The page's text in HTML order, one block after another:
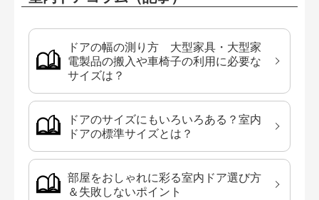
ドアの幅の測り方 大型家具・大型家
電製品の搬入や車椅子の利用に必要な
サイズは？
ドアのサイズにもいろいろある？室内
ドアの標準サイズとは？
部屋をおしゃれに彩る室内ドア選び方
＆失敗しないポイント